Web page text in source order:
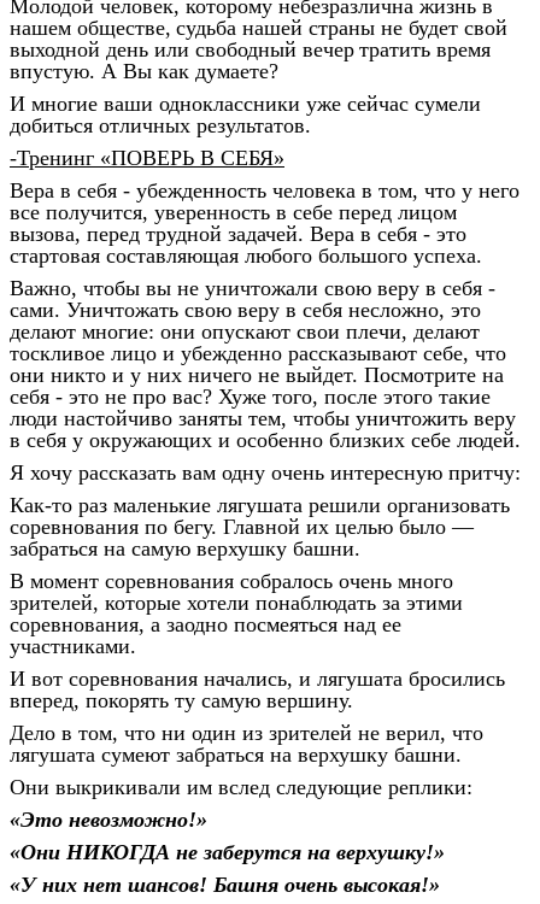
Молодой человек, которому небезразлична жизнь в
нашем обществе, судьба нашей страны не будет свой
выходной день или свободный вечер тратить время
впустую. А Вы как думаете?
И многие ваши одноклассники уже сейчас сумели
добиться отличных результатов.
-Тренинг «ПОВЕРЬ В СЕБЯ»
Вера в себя - убежденность человека в том, что у него
все получится, уверенность в себе перед лицом
вызова, перед трудной задачей. Вера в себя - это
стартовая составляющая любого большого успеха.
Важно, чтобы вы не уничтожали свою веру в себя -
сами. Уничтожать свою веру в себя несложно, это
делают многие: они опускают свои плечи, делают
тоскливое лицо и убежденно рассказывают себе, что
они никто и у них ничего не выйдет. Посмотрите на
себя - это не про вас? Хуже того, после этого такие
люди настойчиво заняты тем, чтобы уничтожить веру
в себя у окружающих и особенно близких себе людей.
Я хочу рассказать вам одну очень интересную притчу:
Как-то раз маленькие лягушата решили организовать
соревнования по бегу. Главной их целью было —
забраться на самую верхушку башни.
В момент соревнования собралось очень много
зрителей, которые хотели понаблюдать за этими
соревнования, а заодно посмеяться над ее
участниками.
И вот соревнования начались, и лягушата бросились
вперед, покорять ту самую вершину.
Дело в том, что ни один из зрителей не верил, что
лягушата сумеют забраться на верхушку башни.
Они выкрикивали им вслед следующие реплики:
«Это невозможно!»
«Они НИКОГДА не заберутся на верхушку!»
«У них нет шансов! Башня очень высокая!»